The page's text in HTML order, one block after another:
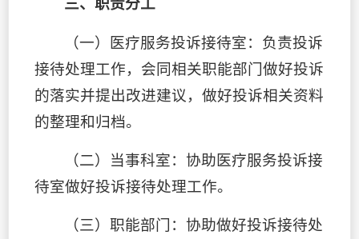
三、职责分工
（一）医疗服务投诉接待室：负责投诉
接待处理工作，会同相关职能部门做好投诉
的落实并提出改进建议，做好投诉相关资料
的整理和归档。
（二）当事科室：协助医疗服务投诉接
待室做好投诉接待处理工作。
（三）职能部门：协助做好投诉接待处